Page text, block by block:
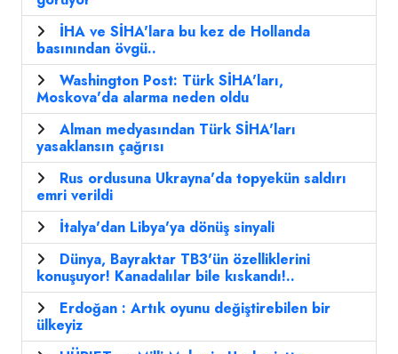
İHA ve SİHA'lara bu kez de Hollanda
basınından övgü..
Washington Post: Türk SİHA'ları,
Moskova'da alarma neden oldu
Alman medyasından Türk SİHA'ları
yasaklansın çağrısı
Rus ordusuna Ukrayna'da topyekün saldırı
emri verildi
İtalya'dan Libya'ya dönüş sinyali
Dünya, Bayraktar TB3'ün özelliklerini
konuşuyor! Kanadalılar bile kıskandı!..
Erdoğan : Artık oyunu değiştirebilen bir
ülkeyiz